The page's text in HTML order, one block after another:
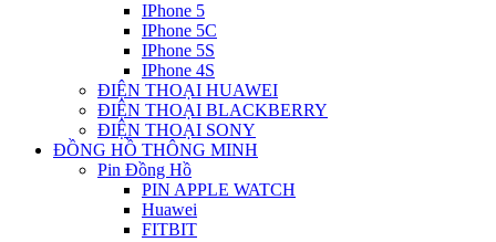
IPhone 5
IPhone 5C
IPhone 5S
IPhone 4S
ĐIỆN THOẠI HUAWEI
ĐIỆN THOẠI BLACKBERRY
ĐIỆN THOẠI SONY
ĐỒNG HỒ THÔNG MINH
Pin Đồng Hồ
PIN APPLE WATCH
Huawei
FITBIT